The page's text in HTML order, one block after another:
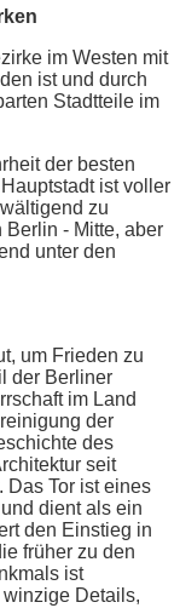
im Westen mit
ist und durch
Stadtteile im
der besten
ist voller
zu
- Mitte, aber
unter den
um Frieden zu
der Berliner
im Land
der
des
seit
Das Tor ist eines
dient als ein
den Einstieg in
früher zu den
ist
Details,